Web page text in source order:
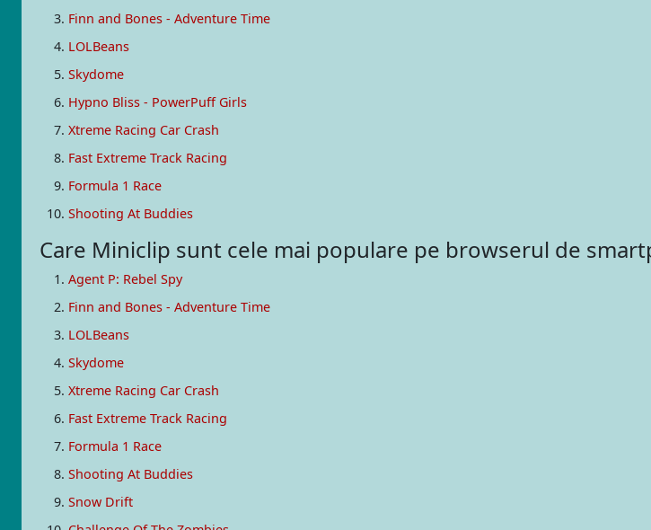
Finn and Bones - Adventure Time
LOLBeans
Skydome
Hypno Bliss - PowerPuff Girls
Xtreme Racing Car Crash
Fast Extreme Track Racing
Formula 1 Race
Shooting At Buddies
Care Miniclip sunt cele mai populare pe browserul de
Agent P: Rebel Spy
Finn and Bones - Adventure Time
LOLBeans
Skydome
Xtreme Racing Car Crash
Fast Extreme Track Racing
Formula 1 Race
Shooting At Buddies
Snow Drift